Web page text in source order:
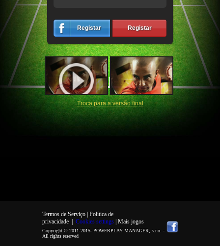
Registar Registar
Troca para a versão final
Termos de Serviço | Política de
privacidade| Cookies settings | Mais jogos
Copyright © 2011-2015- POWERPLAY MANAGER, s.r.o. -
All rights reserved